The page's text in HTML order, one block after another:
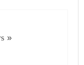
»